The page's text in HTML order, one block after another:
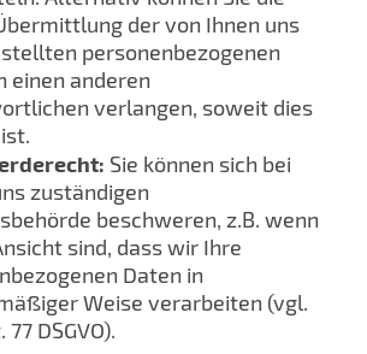
der von Ihnen uns
personenbezogenen
einen anderen
verlangen, soweit dies
Sie können sich bei
zuständigen
beschweren, z.B. wenn
sind, dass wir Ihre
Daten in
Weise verarbeiten (vgl.
DSGVO).